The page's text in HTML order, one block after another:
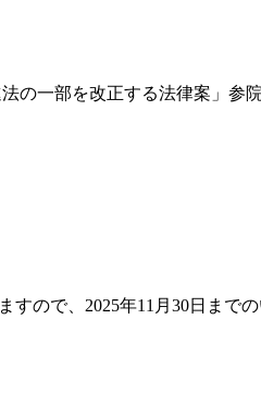
の一部を改正する法律案」参
ので、2025年11月30日までの